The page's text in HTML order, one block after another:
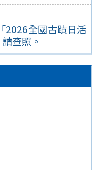
2026全國古蹟日活
查照。